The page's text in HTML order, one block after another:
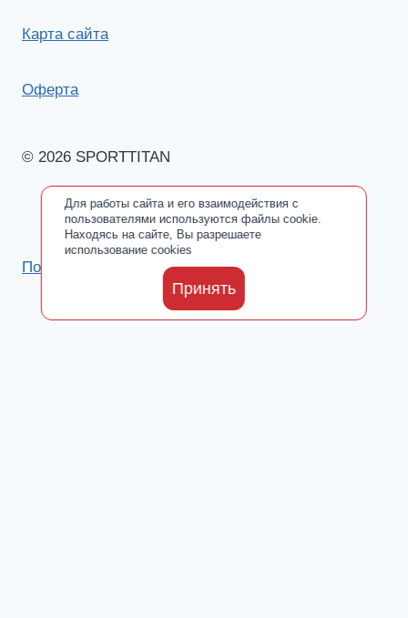
Карта сайта
Оферта
© 2026 SPORTTITAN
Политика обработки персональных данных
Для работы сайта и его взаимодействия с
пользователями используются файлы cookie.
Находясь на сайте, Вы разрешаете
использование cookies
Принять